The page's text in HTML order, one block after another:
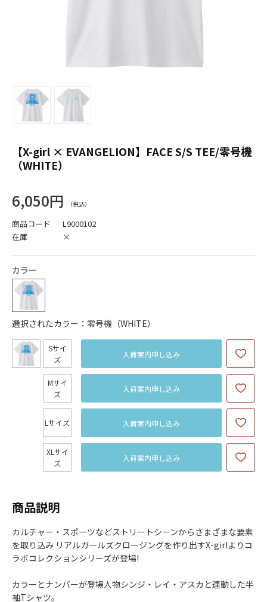
【X-girl × EVANGELION】FACE S/S TEE/零号機
（WHITE）
6,050円
商品コード
L9000102
在庫
×
カラー
選択されたカラー：零号機（WHITE）
Sサイ
ズ
入荷案内申し込み
Mサイ
ズ
入荷案内申し込み
Lサイズ 入荷案内申し込み
XLサイ
ズ
入荷案内申し込み
商品説明
カルチャー・スポーツなどストリートシーンからさまざまな要素
を取り込み リアルガールズクロージングを作り出すX-girlよりコ
ラボコレクションシリーズが登場!
カラーとナンバーが登場人物シンジ・レイ・アスカと連動した半
袖Tシャツ。